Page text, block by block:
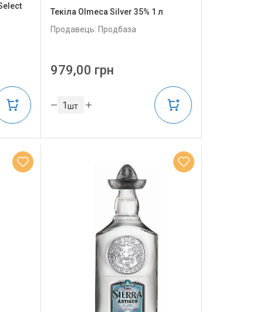
Текіла Olmeca Silver 35% 1 л
Продавець: Продбаза
979,00 грн
шт